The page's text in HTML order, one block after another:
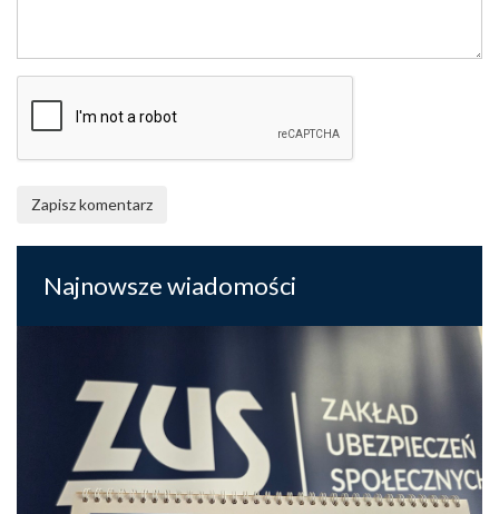
Zapisz komentarz
Najnowsze wiadomości